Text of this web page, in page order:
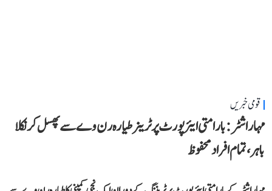
قومی خبریں
مہاراشٹر: بارامتی ایئرپورٹ پر ٹرینر طیارہ رن وے سے پھسل کر نکلا
باہر، تمام افراد محفوظ